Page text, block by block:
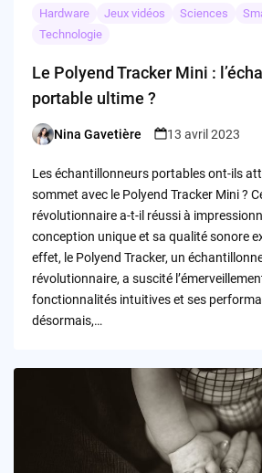
Hardware Jeux vidéos Sciences
Technologie
Le Polyend Tracker Mini :
portable ultime ?
Posted
Nina Gavetière 13 avril 2023
Les échantillonneurs portables ont-ils
sommet avec le Polyend Tracker Mini ?
révolutionnaire a-t-il réussi à
conception unique et sa qualité sonore
effet, le Polyend Tracker, un
révolutionnaire, a suscité
fonctionnalités intuitives et ses
désormais,…